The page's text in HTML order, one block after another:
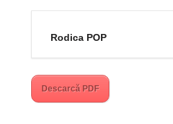
Rodica POP
Descarcă PDF